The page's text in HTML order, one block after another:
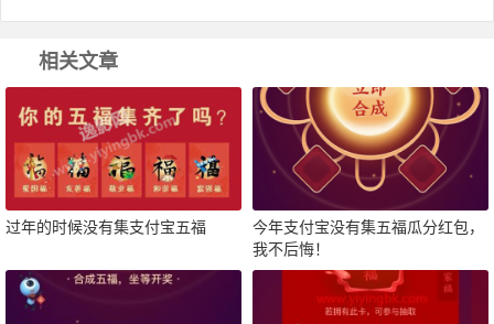
相关文章
过年的时候没有集支付宝五福
今年支付宝没有集五福瓜分红包，
我不后悔！